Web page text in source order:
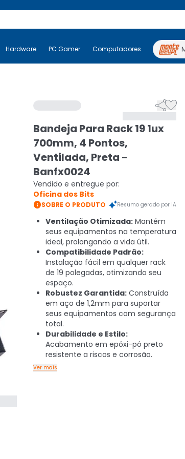
Black Ninja Hardware PC Gamer Computadores
Hardware PC Gamer Computadores Periféricos

Bandeja Para Rack 19 1ux
700mm, 4 Pontos,
Ventilada, Preta -
Banfx0024
Vendido e entregue por:
Oficina dos Bits
SOBRE O PRODUTO Resumo gerado por IA
Ventilação Otimizada: Mantém
seus equipamentos na temperatura
ideal, prolongando a vida útil.
Compatibilidade Padrão:
Instalação fácil em qualquer rack
de 19 polegadas, otimizando seu
espaço.
Robustez Garantida: Construída
em aço de 1,2mm para suportar
seus equipamentos com segurança
total.
Durabilidade e Estilo:
Acabamento em epóxi-pó preto
resistente a riscos e corrosão.
Ver mais